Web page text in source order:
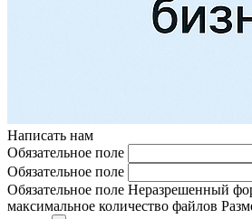
Написать нам
Обязательное поле
Обязательное поле
Обязательное поле Неразрешенный
максимальное количество файлов